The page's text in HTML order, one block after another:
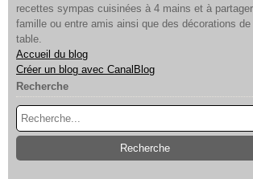
recettes sympas cuisinées à 4 mains et à
famille ou entre amis ainsi que des décorations de
table.
Accueil du blog
Créer un blog avec CanalBlog
Recherche